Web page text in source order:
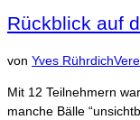
06.11.2021”
Rückblick auf
von Yves Rührdich
Mit 12 Teilnehmern
manche Bälle